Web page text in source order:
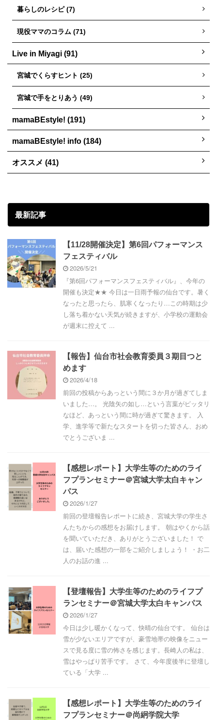
暮らしのレシピ (7)
現役ママのコラム (71)
Live in Miyagi (91)
宮城でくらすヒント (25)
宮城で手をとりあう (49)
mamaBEstyle! (191)
mamaBEstyle! info (184)
オススメ (41)
最新記事
【11/28開催決定】第6回パフォーマンス
フェスティバル
2026/5/21
『第6回パフォーマンスフェスティバル』、今年の
開催も決定★★ 今日は一日雨予報の仙台です。暑く
なったと思ったら、肌寒くなったり…この時期は少
し落ち着かない天気が続きますが、小学校の運動会
が週末に控えて ...
【報告】仙台市社会教育委員３期目つと
めます
2026/4/18
前回の投稿からあっという間に３か月が過ぎてしま
いました…。 光陰矢の如し…という言葉がピッタリ
なほど、あっという間に時が過ぎて驚きます。 入
学、進学等で新たなスタートを切った皆さん、おめ
でとうございま ...
【感想レポート】大学生等のためのライ
フプランセミナー＠宮城大学太白キャン
パス
2026/1/27
前回の登壇報告レポートに続き、宮城大学の学生さ
んたちからの感想をお届けします。 朝はやくから話
を聞いていただき、ありがとうございました！ で
は、届いた感想の一部をご紹介しましょう！ ・お二
人のお話の進 ...
【登壇報告】大学生等のためのライフプ
ランセミナー＠宮城大学太白キャンパス
2026/1/27
今日は少し暖かくなって、快晴の仙台です。 仙台は
雪が少ないエリアですが、豪雪地帯の映像をニュー
スで見る度に雪の怖さを感じます。長崎人の私は、
雪はやっぱり苦手です。 さて、今年度後半に登壇し
ている「大学 ...
【感想レポート】大学生等のためのライ
フプランセミナー＠尚絅学院大学